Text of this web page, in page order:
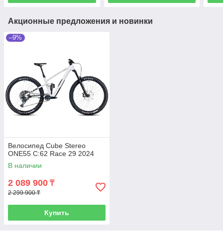
Акционные предложения и новинки
–9%
Велосипед Cube Stereo
ONE55 C:62 Race 29 2024
В наличии
2 089 900 ₸
2 299 900 ₸
Купить